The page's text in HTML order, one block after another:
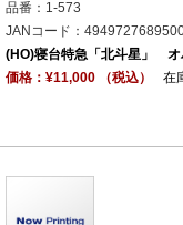
品番：1-573
JANコード：
(HO)寝台特急「北斗星」 オ
価格：¥11,000 （税込）
在